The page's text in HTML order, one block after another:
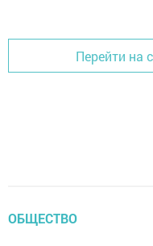
Перейти на
ОБЩЕСТВО